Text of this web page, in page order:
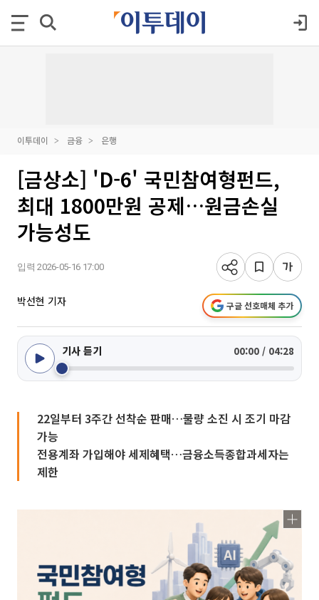
이투데이 금융 은행
[금상소] 'D-6' 국민참여형펀드,
최대 1800만원 공제…원금손실
가능성도
입력 2026-05-16 17:00
박선현 기자 구글 선호매체 추가
기사 듣기 00:00 / 04:28
22일부터 3주간 선착순 판매…물량 소진 시 조기 마감
가능
전용계좌 가입해야 세제혜택…금융소득종합과세자는
제한